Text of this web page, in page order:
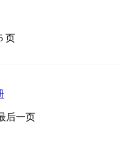
页
后一页